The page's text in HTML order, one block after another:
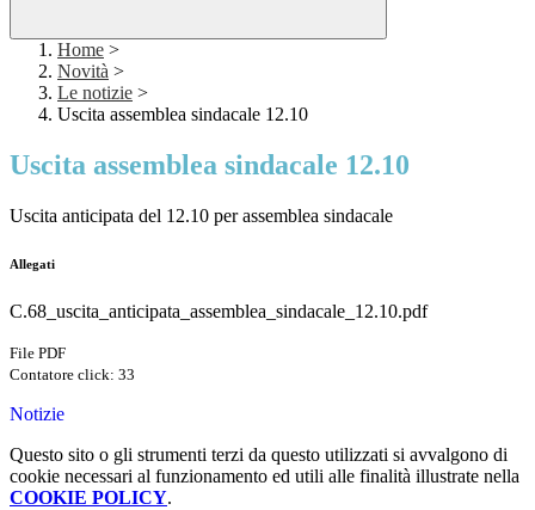
Home >
Novità >
Le notizie >
Uscita assemblea sindacale 12.10
Uscita assemblea sindacale 12.10
Uscita anticipata del 12.10 per assemblea sindacale
Allegati
C.68_uscita_anticipata_assemblea_sindacale_12.10.pdf
File PDF
Contatore click: 33
Notizie
Questo sito o gli strumenti terzi da questo utilizzati si avvalgono di
cookie necessari al funzionamento ed utili alle finalità illustrate nella
COOKIE POLICY.